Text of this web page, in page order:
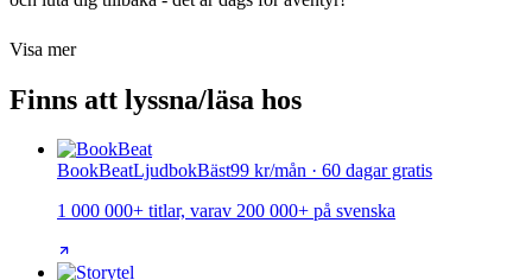
Visa mer
Finns att lyssna/läsa hos
BookBeatLjudbokBäst99 kr/mån · 60 dagar gratis
1 000 000+ titlar, varav 200 000+ på svenska